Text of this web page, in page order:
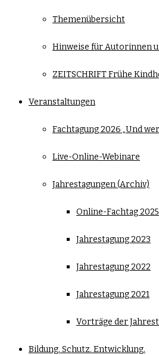
Themenübersicht
Hinweise für Autorinnen
ZEITSCHRIFT Frühe
Veranstaltungen
Fachtagung 2026 „Und
Live-Online-Webinare
Jahrestagungen (Archiv)
Online-Fachtag 2025
Jahrestagung 2023
Jahrestagung 2022
Jahrestagung 2021
Vorträge der
Bildung. Schutz. Entwicklung.